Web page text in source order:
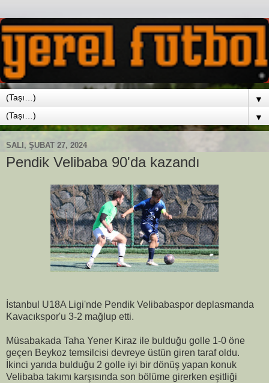
▼
▼
SALI, ŞUBAT 27, 2024
Pendik Velibaba 90'da kazandı
İstanbul U18A Ligi'nde Pendik Velibabaspor deplasmanda
Kavacıkspor'u 3-2 mağlup etti.
Müsabakada Taha Yener Kiraz ile bulduğu golle 1-0 öne
geçen Beykoz temsilcisi devreye üstün giren taraf oldu.
İkinci yarıda bulduğu 2 golle iyi bir dönüş yapan konuk
Velibaba takımı karşısında son bölüme girerken eşitliği